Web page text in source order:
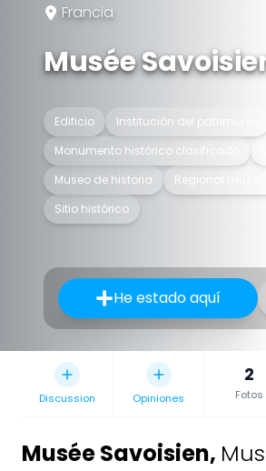
Francia
Musée
Edificio
Institución del patrimonio
Monumento histórico clasificado
Museo de historia
Regional
Sitio histórico
He estado aquí
Discussion Opiniones
2
Fotos
Musée Savoisien,